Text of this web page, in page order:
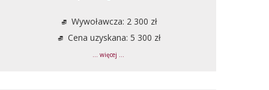
Wywoławcza: 2 300 zł
Cena uzyskana: 5 300 zł
... więcej ...